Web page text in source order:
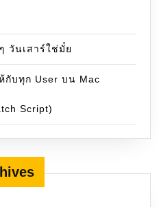
วันเสาร์ใช่มั๋ย
กับทุก User บน Mac
Script)